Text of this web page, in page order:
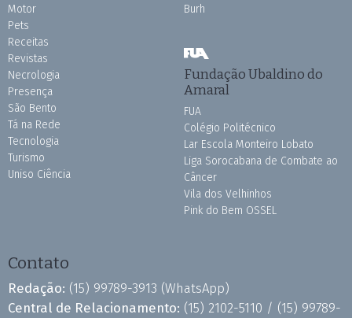
Motor
Pets
Receitas
Revistas
Necrologia
Presença
São Bento
Tá na Rede
Tecnologia
Turismo
Uniso Ciência
Burh
Fundação Ubaldino do
Amaral
FUA
Colégio Politécnico
Lar Escola Monteiro Lobato
Liga Sorocabana de Combate ao
Câncer
Vila dos Velhinhos
Pink do Bem OSSEL
Contato
Redação: (15) 99789-3913 (WhatsApp)
Central de Relacionamento: (15) 2102-5110 / (15) 99789-